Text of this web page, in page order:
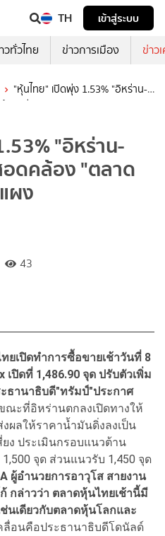
TH
เข้าสู่ระบบ
วทั่วไทย ข่าวการเมือง ข่าว
"หุ้นไทย" เปิดพุ่ง 1.53% "อิหร่าน-
เอเชีย" บวกยกแผง
"อิหร่าน-
ดคล้อง "ตลาด
ผง
43
ยเปิดทำการซื้อขายเช้าวันที่ 8
เปิดที่ 1,486.90 จุด ปรับตัวเพิ่ม
ธานาธิบดี"ทรัมป์"ประกาศ
ณะที่อิหร่านตกลงเปิดทางให้
ผลให้ราคาน้ำมันดิ่งลงเป็น
ง ประเมินกรอบแนวต้าน
จุด ส่วนแนวรับ 1,450 จุด
ผู้อำนวยการอาวุโส สายงาน
กล่าวว่า ตลาดหุ้นไทยเช้านี้มี
นเดียวกับตลาดหุ้นโลกและ
อนคือประธานาธิบดีโดนัลด์